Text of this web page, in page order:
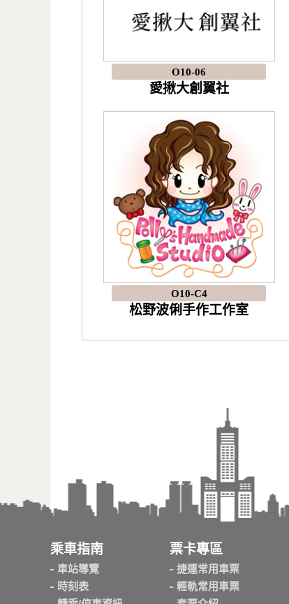
O10-06
愛揪大創翼社
O10-C4
松野波俐手作工作室
乘車指南
車站導覽
時刻表
票卡專區
捷運常用車票
輕軌常用車票